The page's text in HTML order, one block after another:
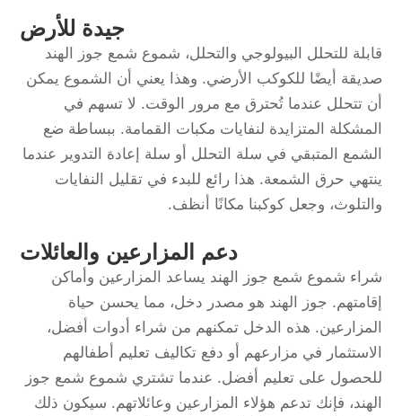
جيدة للأرض
قابلة للتحلل البيولوجي والتحلل، شموع شمع جوز الهند
صديقة أيضًا للكوكب الأرضي. وهذا يعني أن الشموع يمكن
أن تتحلل عندما تُحترق مع مرور الوقت. لا تسهم في
المشكلة المتزايدة لنفايات مكبات القمامة. ببساطة ضع
الشمع المتبقي في سلة التحلل أو سلة إعادة التدوير عندما
ينتهي حرق الشمعة. هذا رائع للبدء في تقليل النفايات
والتلوث، وجعل كوكبنا مكانًا أنظف.
دعم المزارعين والعائلات
شراء شموع شمع جوز الهند يساعد المزارعين وأماكن
إقامتهم. جوز الهند هو مصدر دخل، مما يحسن حياة
المزارعين. هذه الدخل تمكنهم من شراء أدوات أفضل،
الاستثمار في مزارعهم أو دفع تكاليف تعليم أطفالهم
للحصول على تعليم أفضل. عندما تشتري شموع شمع جوز
الهند، فإنك تدعم هؤلاء المزارعين وعائلاتهم. سيكون ذلك